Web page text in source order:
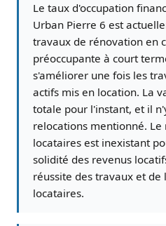
Le taux d'occupation
Urban Pierre 6 est
travaux de rénovation en
préoccupante à court
s'améliorer une fois les
actifs mis en location. La
totale pour l'instant, et il
relocations mentionné.
locataires est inexistant
solidité des revenus
réussite des travaux et
locataires.